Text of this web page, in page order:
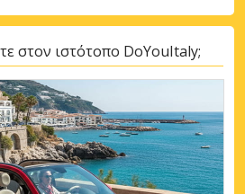
στον ιστότοπο DoYouItaly;